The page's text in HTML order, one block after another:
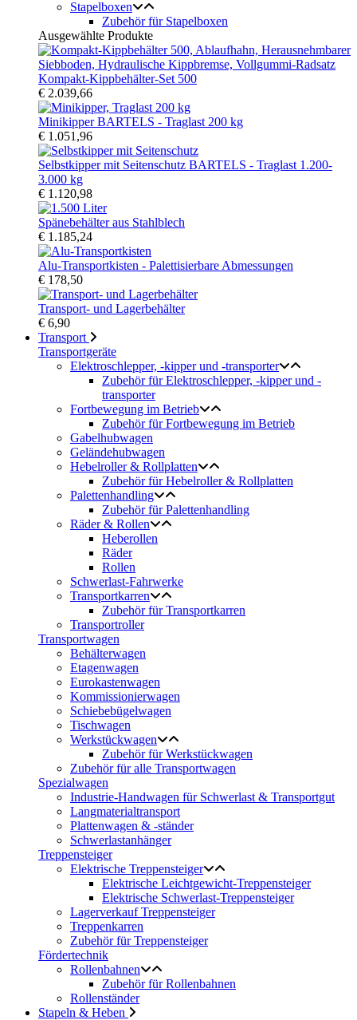
Stapelboxen
Zubehör für Stapelboxen
Ausgewählte Produkte
Kompakt-Kippbehälter-Set 500
€ 2.039,66
Minikipper BARTELS - Traglast 200 kg
€ 1.051,96
Selbstkipper mit Seitenschutz BARTELS - Traglast 1.200-
3.000 kg
€ 1.120,98
Spänebehälter aus Stahlblech
€ 1.185,24
Alu-Transportkisten - Palettisierbare Abmessungen
€ 178,50
Transport- und Lagerbehälter
€ 6,90
Transport
Transportgeräte
Elektroschlepper, -kipper und -transporter
Zubehör für Elektroschlepper, -kipper und -
transporter
Fortbewegung im Betrieb
Zubehör für Fortbewegung im Betrieb
Gabelhubwagen
Geländehubwagen
Hebelroller & Rollplatten
Zubehör für Hebelroller & Rollplatten
Palettenhandling
Zubehör für Palettenhandling
Räder & Rollen
Heberollen
Räder
Rollen
Schwerlast-Fahrwerke
Transportkarren
Zubehör für Transportkarren
Transportroller
Transportwagen
Behälterwagen
Etagenwagen
Eurokastenwagen
Kommissionierwagen
Schiebebügelwagen
Tischwagen
Werkstückwagen
Zubehör für Werkstückwagen
Zubehör für alle Transportwagen
Spezialwagen
Industrie-Handwagen für Schwerlast & Transportgut
Langmaterialtransport
Plattenwagen & -ständer
Schwerlastanhänger
Treppensteiger
Elektrische Treppensteiger
Elektrische Leichtgewicht-Treppensteiger
Elektrische Schwerlast-Treppensteiger
Lagerverkauf Treppensteiger
Treppenkarren
Zubehör für Treppensteiger
Fördertechnik
Rollenbahnen
Zubehör für Rollenbahnen
Rollenständer
Stapeln & Heben